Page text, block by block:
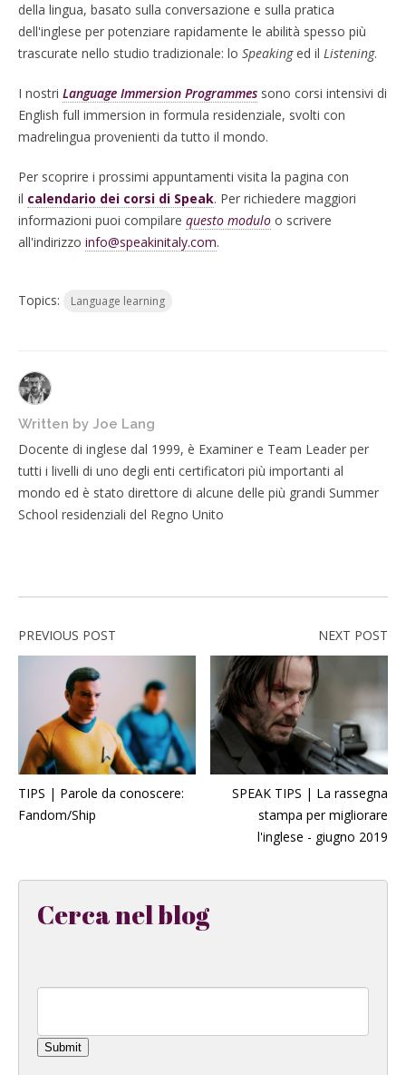
della lingua, basato sulla conversazione e sulla pratica
dell'inglese per potenziare rapidamente le abilità spesso più
trascurate nello studio tradizionale: lo Speakinged il Listening.
I nostri Language Immersion Programmes sono corsi intensivi di
English full immersion in formula residenziale, svolti con
madrelingua provenienti da tutto il mondo.
Per scoprire i prossimi appuntamenti visita la pagina con
il calendario dei corsi di Speak. Per richiedere maggiori
informazioni puoi compilare questo modulo o scrivere
all'indirizzo info@speakinitaly.com.
Topics: Language learning
Written by Joe Lang
Docente di inglese dal 1999, è Examiner e Team Leader per
tutti i livelli di uno degli enti certificatori più importanti al
mondo ed è stato direttore di alcune delle più grandi Summer
School residenziali del Regno Unito
PREVIOUS POST
TIPS | Parole da conoscere:
Fandom/Ship
NEXT POST
SPEAK TIPS | La rassegna
stampa per migliorare
l'inglese - giugno 2019
Cerca nel blog
Submit